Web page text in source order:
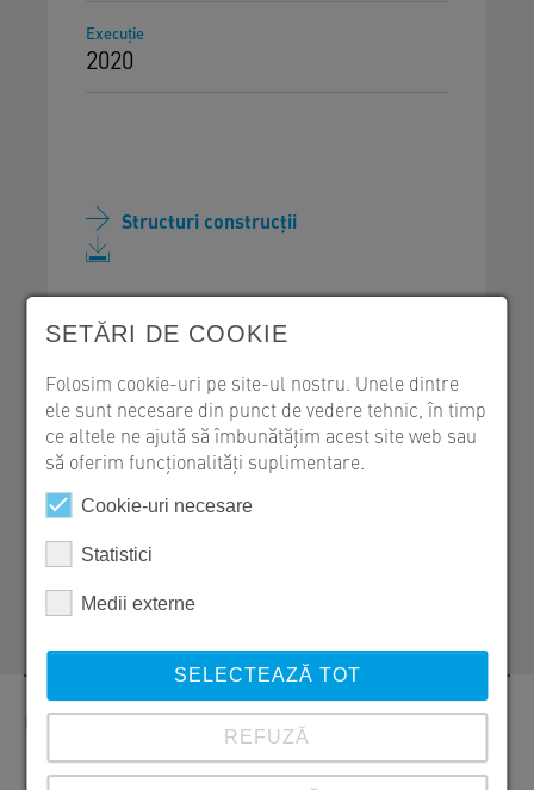
Execuţie
2020
Structuri construcții
Gabriel Niculae
SW Umwelttechnik Romania
RO 087253 Sat Izvoru, Str. Zăvoiului Nr. 1
+40 246 207 052
gabriel.niculae@sw-umwelttechnik.ro
Contact
SETĂRI DE COOKIE
Folosim cookie-uri pe site-ul nostru. Unele dintre
ele sunt necesare din punct de vedere tehnic, în timp
ce altele ne ajută să îmbunătățim acest site web sau
să oferim funcționalități suplimentare.
Cookie-uri necesare
Statistici
Medii externe
SELECTEAZĂ TOT
REFUZĂ